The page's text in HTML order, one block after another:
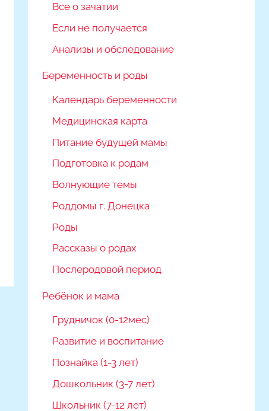
Все о зачатии
Если не получается
Анализы и обследование
Беременность и роды
Календарь беременности
Медицинская карта
Питание будущей мамы
Подготовка к родам
Волнующие темы
Роддомы г. Донецка
Роды
Рассказы о родах
Послеродовой период
Ребёнок и мама
Грудничок (0-12мес)
Развитие и воспитание
Познайка (1-3 лет)
Дошкольник (3-7 лет)
Школьник (7-12 лет)